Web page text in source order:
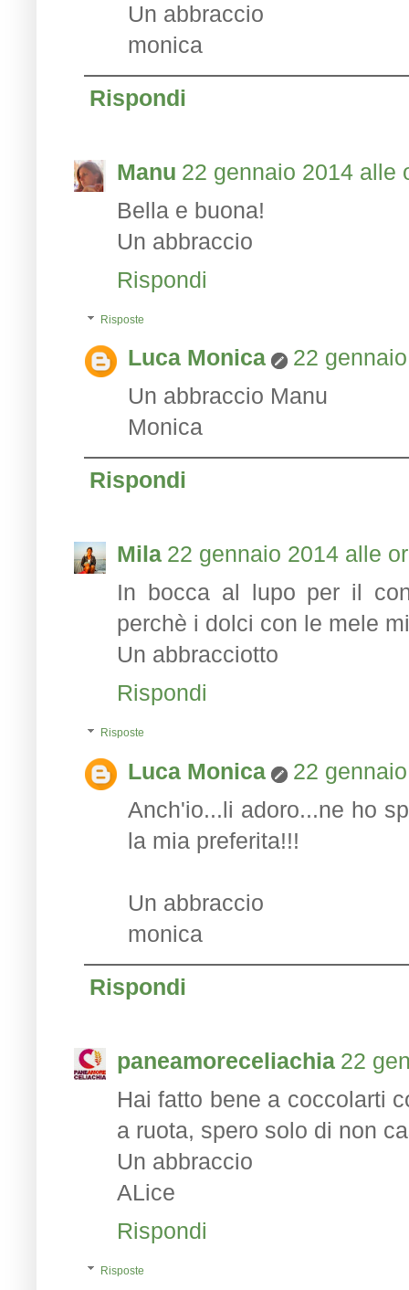
Un abbraccio
monica
Rispondi
Manu 22 gennaio 2014 alle
Bella e buona!
Un abbraccio
Rispondi
Risposte
Luca Monica
22
Un abbraccio Manu
Monica
Rispondi
Mila 22 gennaio 2014 alle
In bocca al lupo per il
perchè i dolci con le mele
Un abbracciotto
Rispondi
Risposte
Luca Monica
22
Anch'io...li adoro...ne ho
la mia preferita!!!
Un abbraccio
monica
Rispondi
paneamoreceliachia 22
Hai fatto bene a coccolarti
a ruota, spero solo di non
Un abbraccio
ALice
Rispondi
Risposte